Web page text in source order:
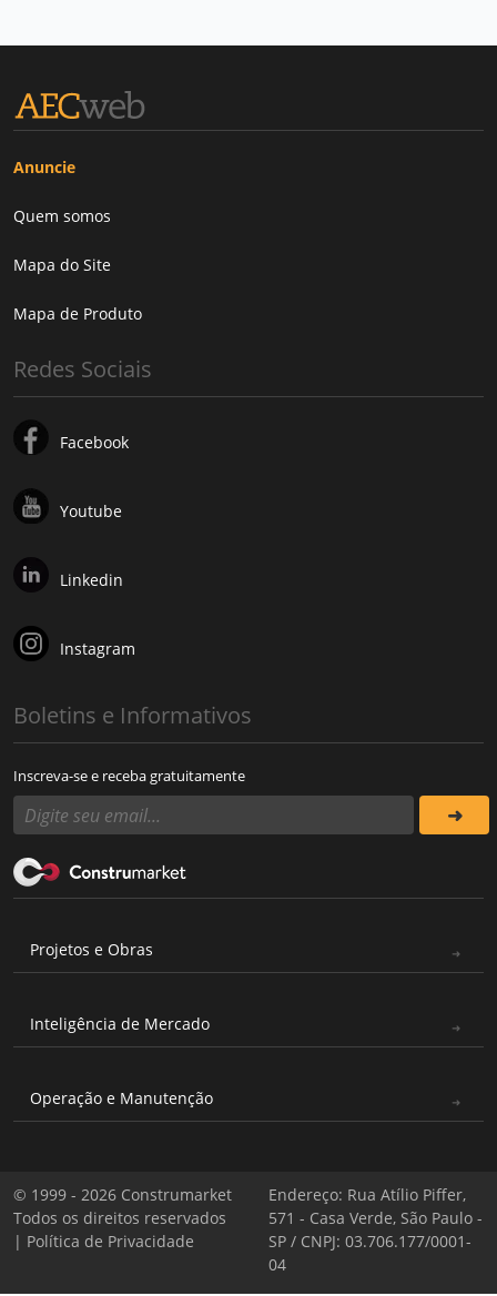
Anuncie
Quem somos
Mapa do Site
Mapa de Produto
Redes Sociais
Facebook
Youtube
Linkedin
Instagram
Boletins e Informativos
Inscreva-se e receba gratuitamente
Projetos e Obras
Inteligência de Mercado
Operação e Manutenção
© 1999 - 2026 Construmarket
Todos os direitos reservados
| Política de Privacidade
Endereço: Rua Atílio Piffer,
571 - Casa Verde, São Paulo -
SP / CNPJ: 03.706.177/0001-
04